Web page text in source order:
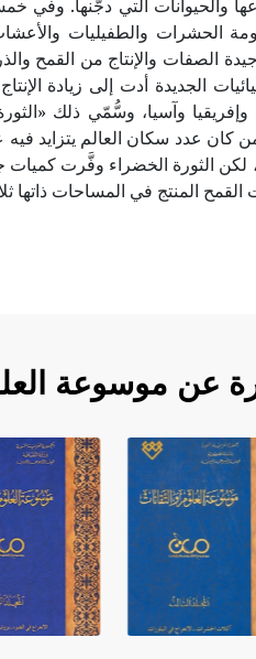
والحيوانات التي دجَّنها. وفي
الحشرات والطفيليات
الصفات والإنتاج من القمح
الجديدة أدت إلى زيادة
كان عدد سكان العالم يتزايد
الثورة الخضراء وفَّرت كميات
المنتج في المساحات ذاتها
عن موسوعة